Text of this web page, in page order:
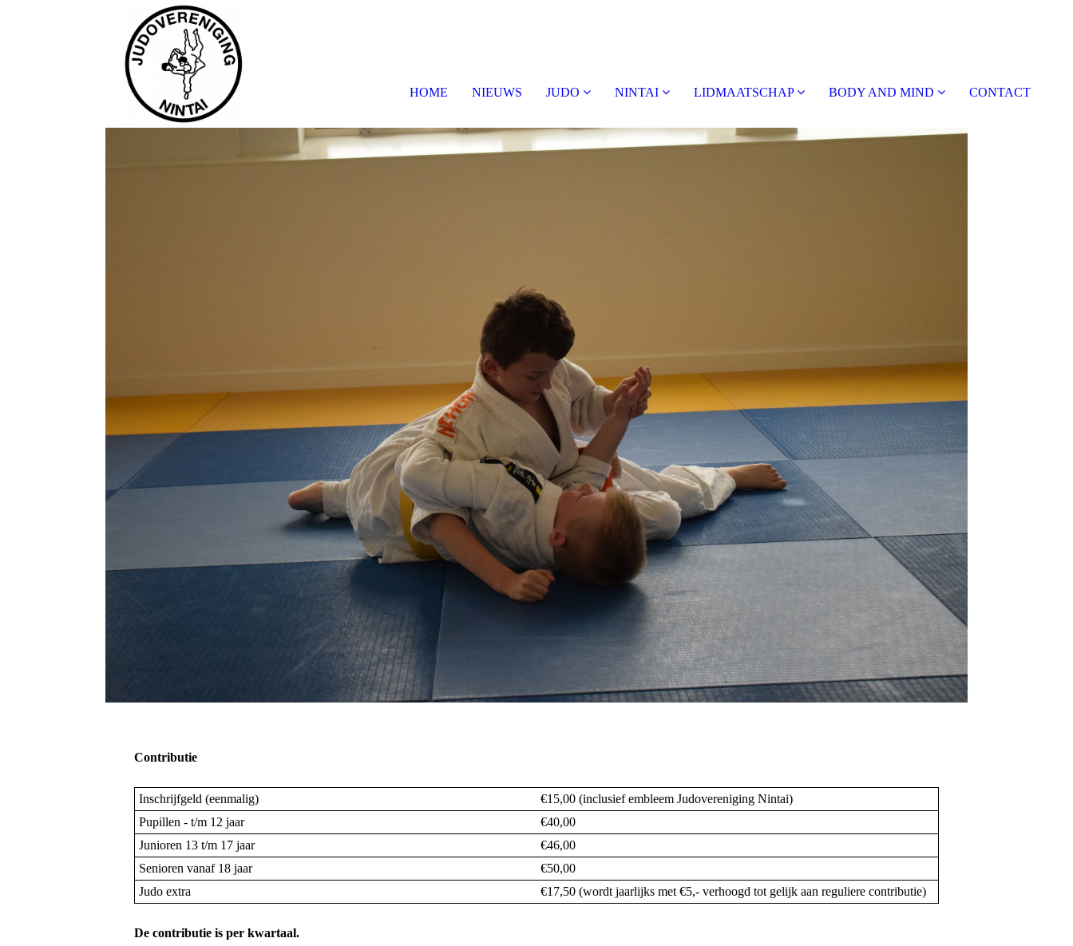
HOME NIEUWS JUDO NINTAI LIDMAATSCHAP BODY AND MIND CONTACT
Contributie
Inschrijfgeld (eenmalig)
€15,00 (inclusief embleem Judovereniging Nintai)
Pupillen - t/m 12 jaar
€40,00
Junioren 13 t/m 17 jaar
€46,00
Senioren vanaf 18 jaar
€50,00
Judo extra
€17,50 (wordt jaarlijks met €5,- verhoogd tot gelijk aan reguliere contributie)
De contributie is per kwartaal.